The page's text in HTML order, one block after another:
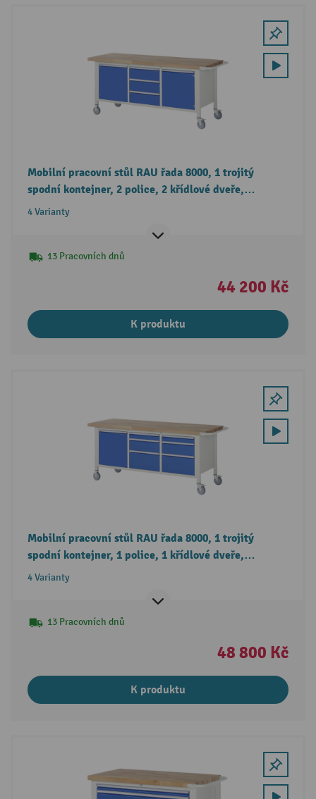
Mobilní pracovní stůl RAU řada 8000, 1 trojitý
spodní kontejner, 2 police, 2 křídlové dveře,
3 zásuvky, výška 880-1080 mm
4 Varianty
13 Pracovních dnů
44 200 Kč
K produktu
Mobilní pracovní stůl RAU řada 8000, 1 trojitý
spodní kontejner, 1 police, 1 křídlové dveře,
6 zásuvky, výška 880-1080 mm
4 Varianty
13 Pracovních dnů
48 800 Kč
K produktu